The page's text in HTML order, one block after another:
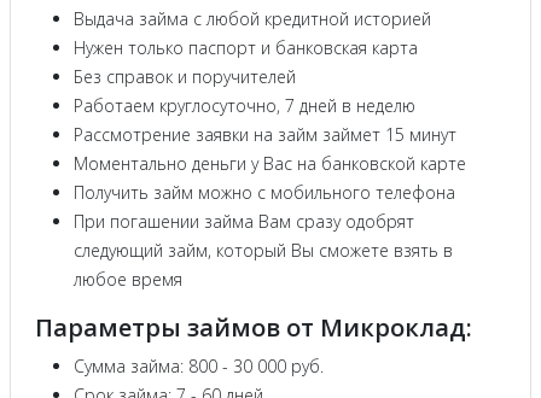
Выдача займа с любой кредитной историей
Нужен только паспорт и банковская карта
Без справок и поручителей
Работаем круглосуточно, 7 дней в неделю
Рассмотрение заявки на займ займет 15 минут
Моментально деньги у Вас на банковской карте
Получить займ можно с мобильного телефона
При погашении займа Вам сразу одобрят
следующий займ, который Вы сможете взять в
любое время
Параметры займов от Микроклад:
Сумма займа: 800 - 30 000 руб.